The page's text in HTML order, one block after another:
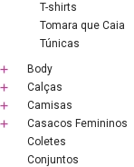
T-shirts
Tomara que Caia
Túnicas
Body
Calças
Camisas
Casacos Femininos
Coletes
Conjuntos